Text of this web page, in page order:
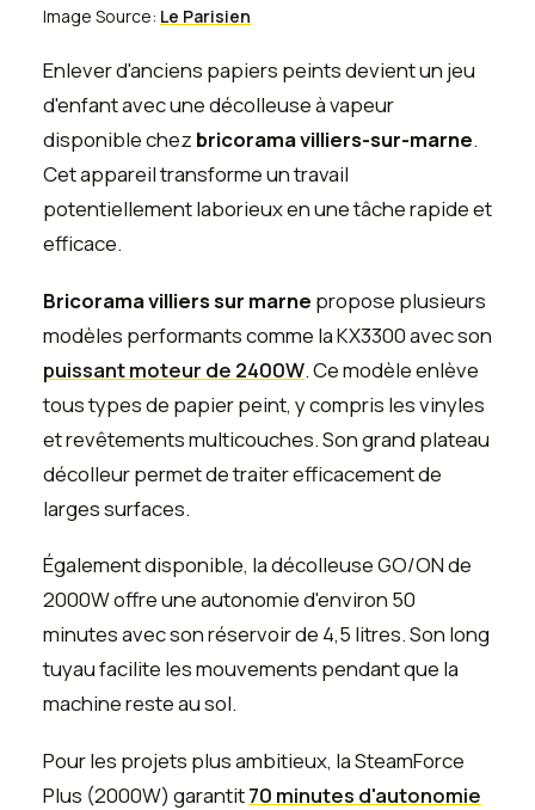
Image Source: Le Parisien
Enlever d'anciens papiers peints devient un jeu
d'enfant avec une décolleuse à vapeur
disponible chez bricorama villiers-sur-marne.
Cet appareil transforme un travail
potentiellement laborieux en une tâche rapide et
efficace.
Bricorama villiers sur marne propose plusieurs
modèles performants comme la KX3300 avec son
puissant moteur de 2400W. Ce modèle enlève
tous types de papier peint, y compris les vinyles
et revêtements multicouches. Son grand plateau
décolleur permet de traiter efficacement de
larges surfaces.
Également disponible, la décolleuse GO/ON de
2000W offre une autonomie d'environ 50
minutes avec son réservoir de 4,5 litres. Son long
tuyau facilite les mouvements pendant que la
machine reste au sol.
Pour les projets plus ambitieux, la SteamForce
Plus (2000W) garantit70 minutes d'autonomie